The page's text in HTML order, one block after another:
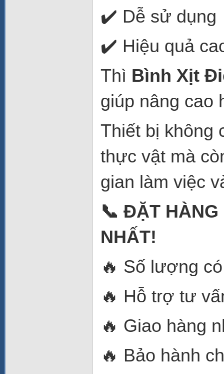
✔️ Dễ sử dụng
✔️ Hiệu quả
Thì Bình Xịt
giúp nâng cao
Thiết bị không
thực vật mà
gian làm việc
📞 ĐẶT HÀNG
NHẤT!
🔥 Số lượng
🔥 Hỗ trợ tư
🔥 Giao hàng
🔥 Bảo hành